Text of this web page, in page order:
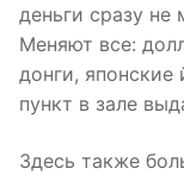
деньги сразу не
Меняют все:
донги,
пункт в зале
Здесь также